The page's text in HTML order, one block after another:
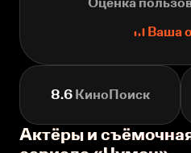
Оценка
Ваша
8.6КиноПоиск
Актёры и